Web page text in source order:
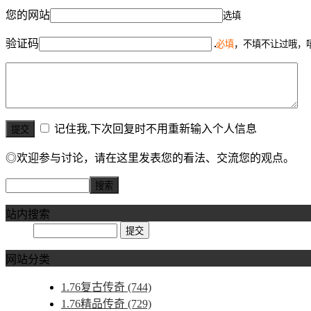
您的网站 选填
验证码 必填，不填不让过哦，
记住我,下次回复时不用重新输入个人信息
◎欢迎参与讨论，请在这里发表您的看法、交流您的观点。
站内搜索
网站分类
1.76复古传奇 (744)
1.76精品传奇 (729)